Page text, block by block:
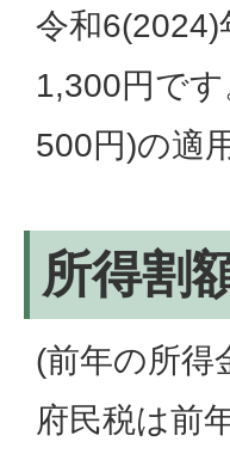
令和
1,300円で
500円)の適
所得割
(前年の所得
府民税は前